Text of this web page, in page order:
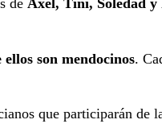
de Axel, Tini, Soledad y
ellos son mendocinos.
que participarán de